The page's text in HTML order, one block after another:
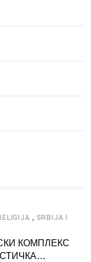
, SRBIJA I
КОМПЛЕКС